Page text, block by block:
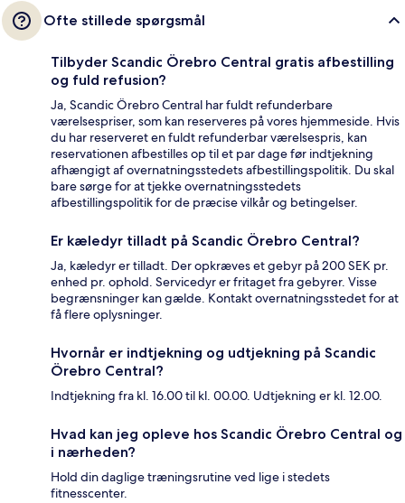
Ofte stillede spørgsmål
Tilbyder Scandic Örebro Central gratis afbestilling
og fuld refusion?
Ja, Scandic Örebro Central har fuldt refunderbare
værelsespriser, som kan reserveres på vores hjemmeside. Hvis
du har reserveret en fuldt refunderbar værelsespris, kan
reservationen afbestilles op til et par dage før indtjekning
afhængigt af overnatningsstedets afbestillingspolitik. Du skal
bare sørge for at tjekke overnatningsstedets
afbestillingspolitik for de præcise vilkår og betingelser.
Er kæledyr tilladt på Scandic Örebro Central?
Ja, kæledyr er tilladt. Der opkræves et gebyr på 200 SEK pr.
enhed pr. ophold. Servicedyr er fritaget fra gebyrer. Visse
begrænsninger kan gælde. Kontakt overnatningsstedet for at
få flere oplysninger.
Hvornår er indtjekning og udtjekning på Scandic
Örebro Central?
Indtjekning fra kl. 16.00 til kl. 00.00. Udtjekning er kl. 12.00.
Hvad kan jeg opleve hos Scandic Örebro Central og
i nærheden?
Hold din daglige træningsrutine ved lige i stedets
fitnesscenter.